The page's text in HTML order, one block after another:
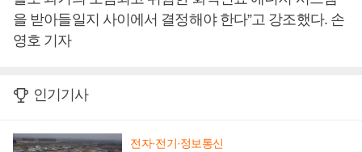
을 받아들일지 사이에서 결정해야 한다”고 강조했다. 손
영호 기자
인기기사
전자·전기·정보통신